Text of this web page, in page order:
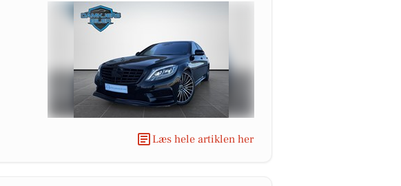
Læs hele artiklen her